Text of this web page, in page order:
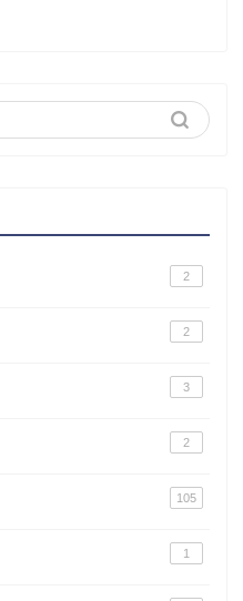
2
2
3
2
105
1